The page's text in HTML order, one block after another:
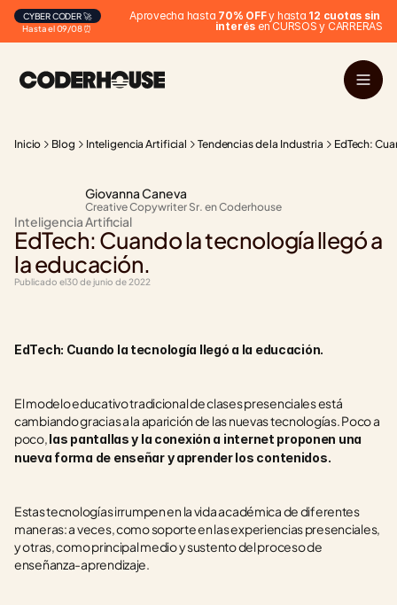
Hasta el 09/08 ⏰
CYBER CODER 🚀 Aprovecha hasta 70% OFF y hasta 12 cuotas sin
interés en CURSOS y CARRERAS
Inicio Blog Inteligencia Artificial Tendencias de la Industria EdTech:
Giovanna Caneva
Creative Copywriter Sr. en Coderhouse
Inteligencia Artificial
EdTech: Cuando la tecnología llegó a
la educación.
Publicado el30 de junio de 2022
EdTech: Cuando la tecnología llegó a la educación.
El modelo educativo tradicional de clases presenciales está
cambiando gracias a la aparición de las nuevas tecnologías. Poco a
poco, las pantallas y la conexión a internet proponen una
nueva forma de enseñar y aprender los contenidos.
Estas tecnologías irrumpen en la vida académica de diferentes
maneras: a veces, como soporte en las experiencias presenciales,
y otras, como principal medio y sustento del proceso de
enseñanza-aprendizaje.